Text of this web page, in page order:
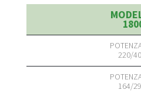
220/
164/